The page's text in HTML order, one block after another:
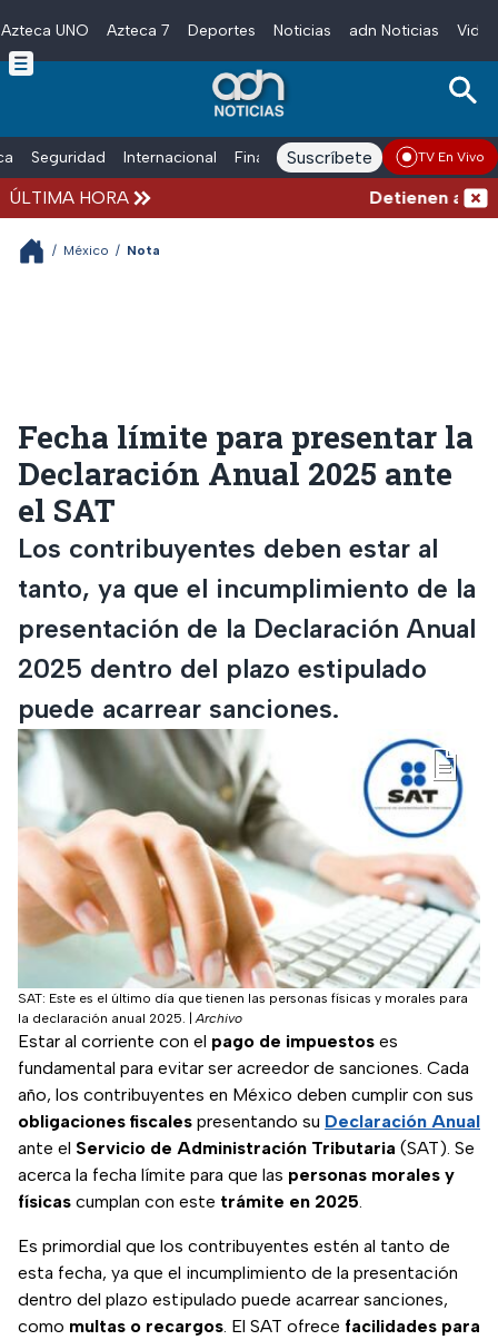
Skip to main content
Azteca UNO Azteca 7 Deportes Noticias adn Noticias
Seguridad Internacional Finanzas adn Noticias Radio
Suscríbete TV En Vivo
ÚLTIMA HORA Detienen al
/ México / Nota
Fecha límite para presentar la
Declaración Anual 2025 ante
el SAT
Los contribuyentes deben estar al
tanto, ya que el incumplimiento de la
presentación de la Declaración Anual
2025 dentro del plazo estipulado
puede acarrear sanciones.
SAT: Este es el último día que tienen las personas físicas y morales para
la declaración anual 2025. |Archivo
Estar al corriente con el pago de impuestos es
fundamental para evitar ser acreedor de sanciones. Cada
año, los contribuyentes en México deben cumplir con sus
obligaciones fiscales presentando su Declaración Anual
ante el Servicio de Administración Tributaria (SAT). Se
acerca la fecha límite para que las personas morales y
físicas cumplan con este trámite en 2025.
Es primordial que los contribuyentes estén al tanto de
esta fecha, ya que el incumplimiento de la presentación
dentro del plazo estipulado puede acarrear sanciones,
como multas o recargos. El SAT ofrece facilidades para